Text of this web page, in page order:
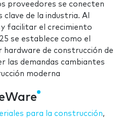
proveedores se conecten
de la industria. Al
facilitar el crecimiento
se establece como el
de construcción de
las demandas cambiantes
moderna
para la construcción,